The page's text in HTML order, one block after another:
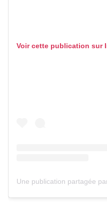
Voir cette publication sur